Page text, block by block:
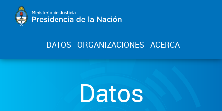
DATOS ORGANIZACIONES ACERCA
Datos